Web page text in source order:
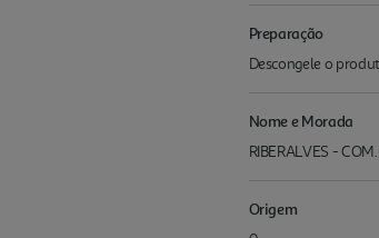
Preparação
Descongele o
Nome e Morada
RIBERALVES -
Origem